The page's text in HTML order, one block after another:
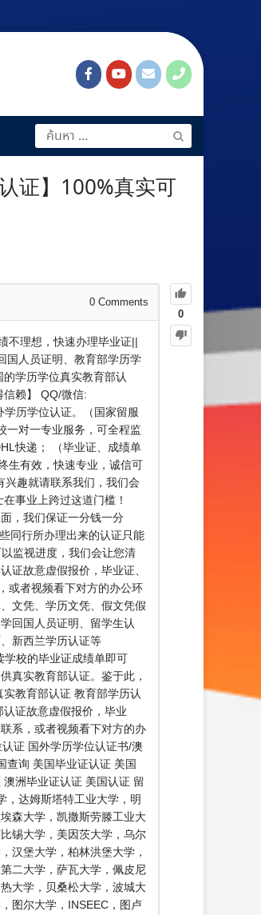
证】100%真实可
0
0 Comments
不理想，快速办理毕业证||
国人员证明、教育部学历学
学历学位真实教育部认
赖】 QQ/微信:
历学位认证。（国家留服
一对一专业服务，可全程监
快递； （毕业证、成绩单
生有效，快速专业，诚信可
趣就请联系我们，我们会
事业上跨过这道门槛！
，我们保证一分钱一分
同行所办理出来的认证只能
监视进度，我们会让您清
证故意虚假报价，毕业证、
或者视频看下对方的办公环
文凭、学历文凭、假文凭假
回国人员证明、留学生认
新西兰学历认证等
校的毕业证成绩单即可
真实教育部认证。鉴于此，
教育部认证 教育部学历认
证故意虚假报价，毕业
系，或者视频看下对方的办
证 国外学历学位认证书/澳
查询 美国毕业证认证 美国
洲毕业证认证 美国认证 留
，达姆斯塔特工业大学，明
森大学，凯撒斯劳滕工业大
锡大学，美因茨大学，乌尔
汉堡大学，柏林洪堡大学，
二大学，萨瓦大学，佩皮尼
大学，贝桑松大学，波城大
图尔大学，INSEEC，图卢